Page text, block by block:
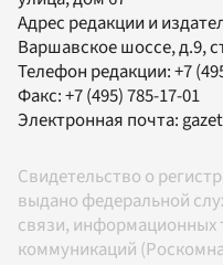
Адрес редакции и
Варшавское шоссе, д.9,
Телефон редакции:+7
Факс:+7 (495) 785-17-01
Электронная почта:
Свидетельство о
выдано федеральной
связи, информационных
коммуникаций